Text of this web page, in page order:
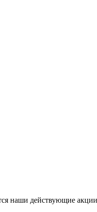
наши действующие